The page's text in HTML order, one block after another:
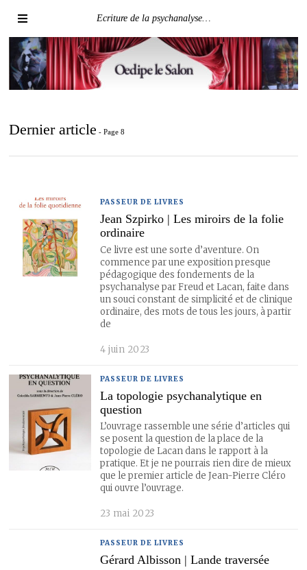
Ecriture de la psychanalyse…
Dernier article - Page 8
PASSEUR DE LIVRES
Jean Szpirko | Les miroirs de la folie
ordinaire
Ce livre est une sorte d’aventure. On
commence par une exposition presque
pédagogique des fondements de la
psychanalyse par Freud et Lacan, faite dans
un souci constant de simplicité et de clinique
ordinaire, des mots de tous les jours, à partir
de
4 juin 2023
PASSEUR DE LIVRES
La topologie psychanalytique en
question
L’ouvrage rassemble une série d’articles qui
se posent la question de la place de la
topologie de Lacan dans le rapport à la
pratique. Et je ne pourrais rien dire de mieux
que le premier article de Jean-Pierre Cléro
qui ouvre l’ouvrage.
23 mai 2023
PASSEUR DE LIVRES
Gérard Albisson | Lande traversée